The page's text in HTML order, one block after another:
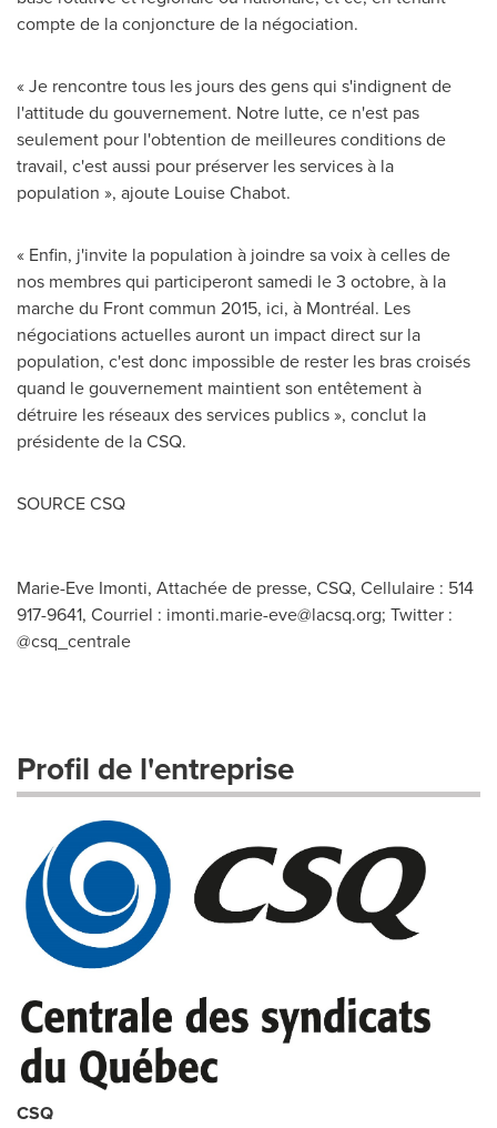
compte de la conjoncture de la négociation.
« Je rencontre tous les jours des gens qui s'indignent de
l'attitude du gouvernement. Notre lutte, ce n'est pas
seulement pour l'obtention de meilleures conditions de
travail, c'est aussi pour préserver les services à la
population », ajoute Louise Chabot.
« Enfin, j'invite la population à joindre sa voix à celles de
nos membres qui participeront samedi le 3 octobre, à la
marche du Front commun 2015, ici, à Montréal. Les
négociations actuelles auront un impact direct sur la
population, c'est donc impossible de rester les bras croisés
quand le gouvernement maintient son entêtement à
détruire les réseaux des services publics », conclut la
présidente de la CSQ.
SOURCE CSQ
Marie-Eve Imonti, Attachée de presse, CSQ, Cellulaire : 514
917-9641, Courriel : imonti.marie-eve@lacsq.org; Twitter :
@csq_centrale
Profil de l'entreprise
CSQ